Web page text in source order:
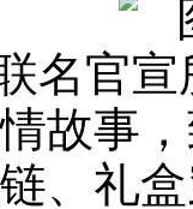
名官
故事
、礼